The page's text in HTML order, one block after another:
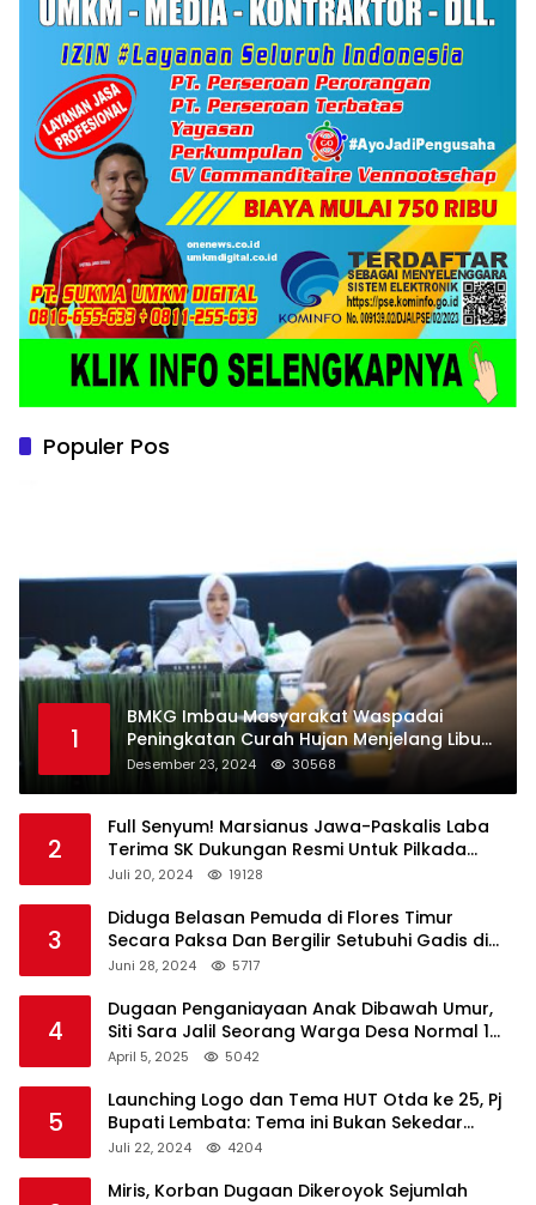
Populer Pos
1
BMKG Imbau Masyarakat Waspadai
Peningkatan Curah Hujan Menjelang Libur
Natal dan Tahun Baru
Desember 23, 2024 30568
2
Full Senyum! Marsianus Jawa-Paskalis Laba
Terima SK Dukungan Resmi Untuk Pilkada
Lembata
Juli 20, 2024 19128
3
Diduga Belasan Pemuda di Flores Timur
Secara Paksa Dan Bergilir Setubuhi Gadis di
Bawah Umur
Juni 28, 2024 5717
4
Dugaan Penganiayaan Anak Dibawah Umur,
Siti Sara Jalil Seorang Warga Desa Normal 1
Melapor ke Polisi
April 5, 2025 5042
5
Launching Logo dan Tema HUT Otda ke 25, Pj
Bupati Lembata: Tema ini Bukan Sekedar
Refleksi Semalam
Juli 22, 2024 4204
Miris, Korban Dugaan Dikeroyok Sejumlah